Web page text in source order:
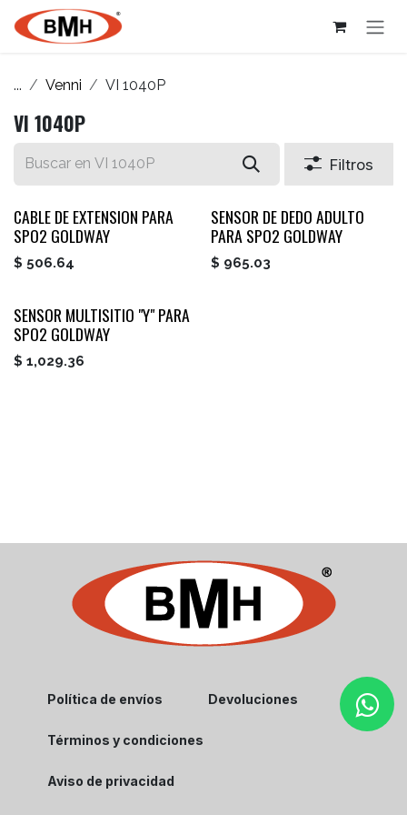
Ir al contenido
... Venni VI 1040P
VI 1040P
Filtros
CABLE DE EXTENSION PARA
SPO2 GOLDWAY
$ 506.64
SENSOR DE DEDO ADULTO
PARA SPO2 GOLDWAY
$ 965.03
SENSOR MULTISITIO "Y" PARA
SPO2 GOLDWAY
$ 1,029.36
Política de envíos Devoluciones
Términos y condiciones
Aviso de privacidad